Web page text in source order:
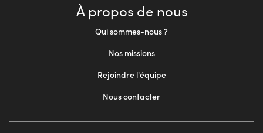
À propos de nous
Qui sommes-nous ?
Nos missions
Rejoindre l'équipe
Nous contacter